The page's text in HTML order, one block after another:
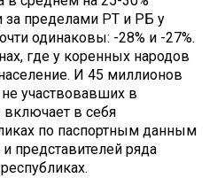
пределами РТ и РБ у
одинаковы: -28% и -27%.
где у коренных народов
И 45 миллионов
участвовавших в
в себя
по паспортным данным
представителей ряда